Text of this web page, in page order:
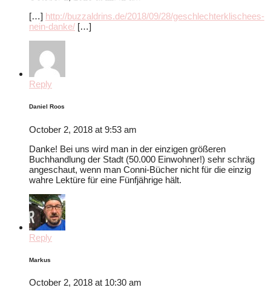
[…] http://buzzaldrins.de/2018/09/28/geschlechterklischees-
nein-danke/ […]
Reply
Daniel Roos
October 2, 2018 at 9:53 am
Danke! Bei uns wird man in der einzigen größeren
Buchhandlung der Stadt (50.000 Einwohner!) sehr schräg
angeschaut, wenn man Conni-Bücher nicht für die einzig
wahre Lektüre für eine Fünfjährige hält.
Reply
Markus
October 2, 2018 at 10:30 am